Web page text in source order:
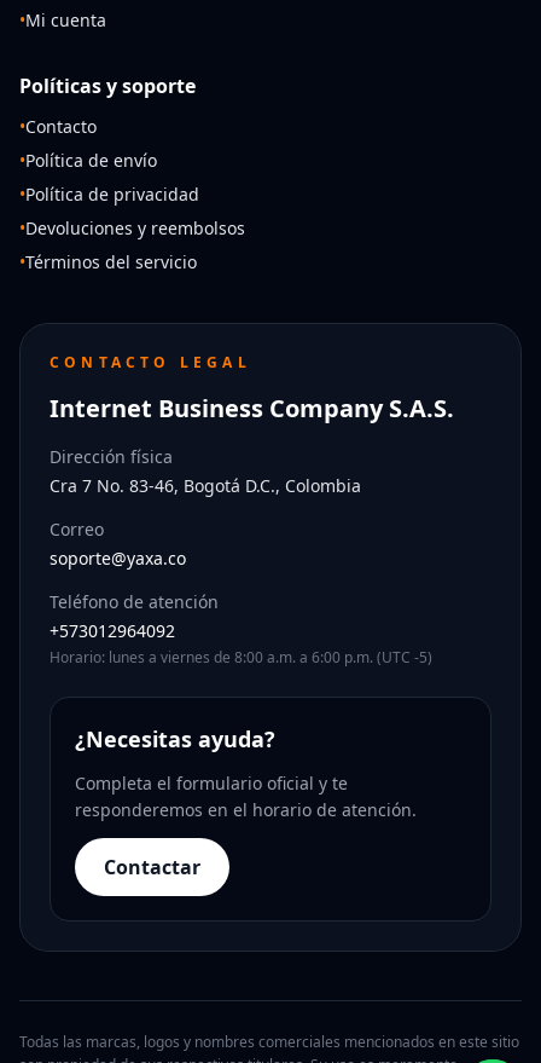
•Mi cuenta
Políticas y soporte
•Contacto
•Política de envío
•Política de privacidad
•Devoluciones y reembolsos
•Términos del servicio
CONTACTO LEGAL
Internet Business Company S.A.S.
Dirección física
Cra 7 No. 83-46, Bogotá D.C., Colombia
Correo
soporte@yaxa.co
Teléfono de atención
+573012964092
Horario: lunes a viernes de 8:00 a.m. a 6:00 p.m. (UTC -5)
¿Necesitas ayuda?
Completa el formulario oficial y te
responderemos en el horario de atención.
Contactar
Todas las marcas, logos y nombres comerciales mencionados en este sitio